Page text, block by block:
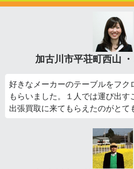
加古川市平荘町西山
好きなメーカーのテーブルをフク
もらいました。１人では運び出す
出張買取に来てもらえたのがとて